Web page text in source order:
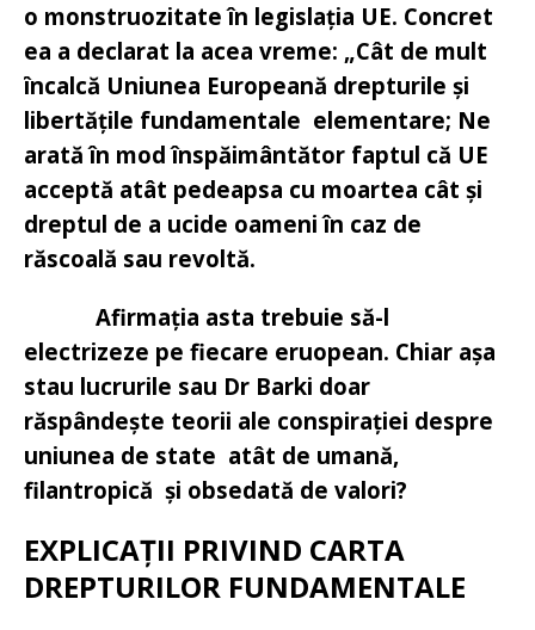
o monstruozitate în legislația UE. Concret
ea a declarat la acea vreme: „Cât de mult
încalcă Uniunea Europeană drepturile și
libertățile fundamentale elementare; Ne
arată în mod înspăimântător faptul că UE
acceptă atât pedeapsa cu moartea cât și
dreptul de a ucide oameni în caz de
răscoală sau revoltă.
Afirmația asta trebuie să-l
electrizeze pe fiecare eruopean. Chiar așa
stau lucrurile sau Dr Barki doar
răspândește teorii ale conspirației despre
uniunea de state atât de umană,
filantropică și obsedată de valori?
EXPLICAȚII PRIVIND CARTA
DREPTURILOR FUNDAMENTALE